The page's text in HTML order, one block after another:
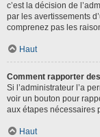
c’est la décision de
par les avertissements
comprenez pas les
Haut
Comment rapporter
Si l’administrateur l’a
voir un bouton pour
aux étapes nécessaires
Haut